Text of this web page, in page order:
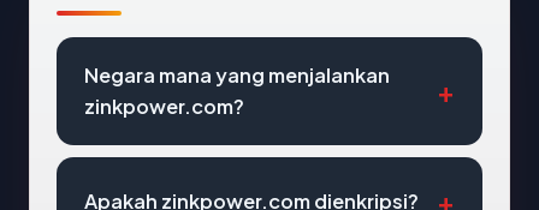
Negara mana yang menjalankan
zinkpower.com?
Apakah zinkpower.com dienkripsi?